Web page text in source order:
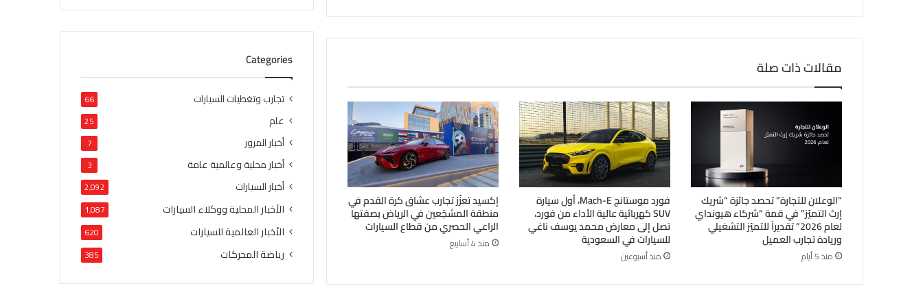
مقالات ذات صلة
“الوعلان للتجارة” تحصد جائزة “شريك
إرث التميّز” في قمة “شركاء هيونداي
لعام 2026” تقديراً للتميّز التشغيلي
وريادة تجارب العميل
منذ 5 أيام
فورد موستانج Mach-E، أول سيارة
SUV كهربائية عالية الأداء من فورد،
تصل إلى معارض محمد يوسف ناغي
للسيارات في السعودية
منذ أسبوعين
إكسيد تعزّز تجارب عشاق كرة القدم في
منطقة المشجّعين في الرياض بصفتها
الراعي الحصري من قطاع السيارات
منذ 4 أسابيع
Categories
تجارب وتغطيات السيارات 66
عام 25
أخبار المرور 7
أخبار محلية وعالمية عامة 3
أخبار السيارات 2٬092
الأخبار المحلية ووكلاء السيارات 1٬087
الأخبار العالمية للسيارات 620
رياضة المحركات 385